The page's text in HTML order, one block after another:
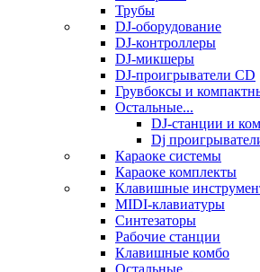
Трубы
DJ-оборудование
DJ-контроллеры
DJ-микшеры
DJ-проигрыватели CD
Грувбоксы и
Остальные...
DJ-станции и
Dj
Караоке системы
Караоке комплекты
Клавишные
MIDI-клавиатуры
Синтезаторы
Рабочие станции
Клавишные комбо
Остальные...